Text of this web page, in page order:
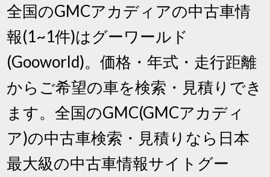
全国のGMCアカディアの中古車情
報(1~1件)はグーワールド
(Gooworld)。価格・年式・走行距離
からご希望の車を検索・見積りでき
ます。全国のGMC(GMCアカディ
ア)の中古車検索・見積りなら日本
最大級の中古車情報サイトグー